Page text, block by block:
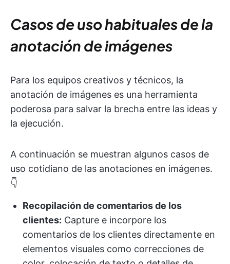
Casos de uso habituales de la
anotación de imágenes
Para los equipos creativos y técnicos, la
anotación de imágenes es una herramienta
poderosa para salvar la brecha entre las ideas y
la ejecución.
A continuación se muestran algunos casos de
uso cotidiano de las anotaciones en imágenes.
👇
Recopilación de comentarios de los
clientes: Capture e incorpore los
comentarios de los clientes directamente en
elementos visuales como correcciones de